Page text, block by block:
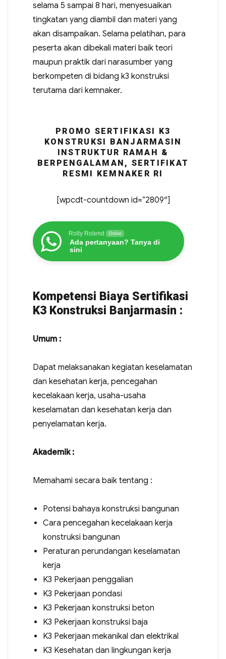
selama 5 sampai 8 hari, menyesuaikan
tingkatan yang diambil dan materi yang
akan disampaikan. Selama pelatihan, para
peserta akan dibekali materi baik teori
maupun praktik dari narasumber yang
berkompeten di bidang k3 konstruksi
terutama dari kemnaker.
PROMO SERTIFIKASI K3
KONSTRUKSI BANJARMASIN
INSTRUKTUR RAMAH &
BERPENGALAMAN, SERTIFIKAT
RESMI KEMNAKER RI
[wpcdt-countdown id=”2809″]
Rolly Rolend Online
Ada pertanyaan? Tanya di
sini
Kompetensi Biaya Sertifikasi
K3 Konstruksi Banjarmasin :
Umum :
Dapat melaksanakan kegiatan keselamatan
dan kesehatan kerja, pencegahan
kecelakaan kerja, usaha-usaha
keselamatan dan kesehatan kerja dan
penyelamatan kerja.
Akademik :
Memahami secara baik tentang :
Potensi bahaya konstruksi bangunan
Cara pencegahan kecelakaan kerja
konstruksi bangunan
Peraturan perundangan keselamatan
kerja
K3 Pekerjaan penggalian
K3 Pekerjaan pondasi
K3 Pekerjaan konstruksi beton
K3 Pekerjaan konstruksi baja
K3 Pekerjaan mekanikal dan elektrikal
K3 Kesehatan dan lingkungan kerja